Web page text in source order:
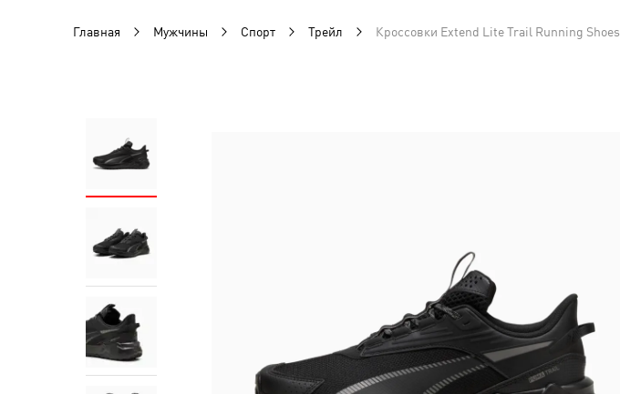
Главная Мужчины Спорт Трейл Кроссовки Extend Lite Trail Running Shoes